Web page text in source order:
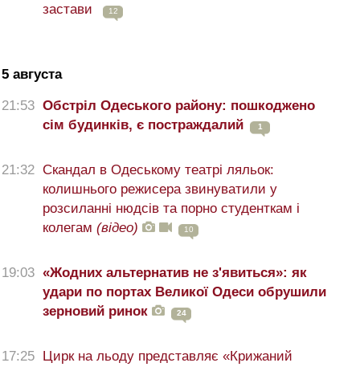
застави
12
5 августа
21:53 Обстріл Одеського району: пошкоджено
сім будинків, є постраждалий
1
21:32 Скандал в Одеському театрі ляльок:
колишнього режисера звинуватили у
розсиланні нюдсів та порно студенткам і
колегам (відео) 10
19:03 «Жодних альтернатив не з'явиться»: як
удари по портах Великої Одеси обрушили
зерновий ринок
24
17:25 Цирк на льоду представляє «Крижаний